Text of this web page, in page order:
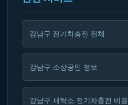
강남구 전기차충전 전체
강남구 소상공인 정보
강남구 세탁소 전기차충전 비용